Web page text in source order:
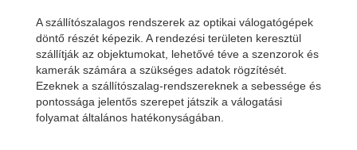
A szállítószalagos rendszerek az optikai válogatógépek
döntő részét képezik. A rendezési területen keresztül
szállítják az objektumokat, lehetővé téve a szenzorok és
kamerák számára a szükséges adatok rögzítését.
Ezeknek a szállítószalag-rendszereknek a sebessége és
pontossága jelentős szerepet játszik a válogatási
folyamat általános hatékonyságában.